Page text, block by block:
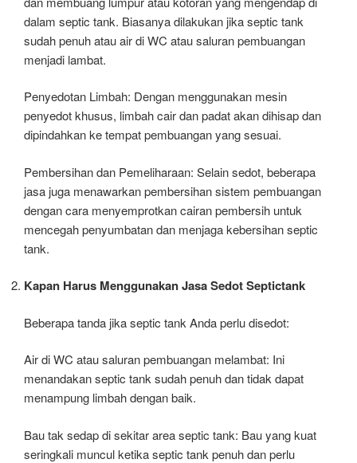
dalam septic tank. Biasanya dilakukan jika septic tank
sudah penuh atau air di WC atau saluran pembuangan
menjadi lambat.
Penyedotan Limbah: Dengan menggunakan mesin
penyedot khusus, limbah cair dan padat akan dihisap dan
dipindahkan ke tempat pembuangan yang sesuai.
Pembersihan dan Pemeliharaan: Selain sedot, beberapa
jasa juga menawarkan pembersihan sistem pembuangan
dengan cara menyemprotkan cairan pembersih untuk
mencegah penyumbatan dan menjaga kebersihan septic
tank.
Kapan Harus Menggunakan Jasa Sedot Septictank
Beberapa tanda jika septic tank Anda perlu disedot:
Air di WC atau saluran pembuangan melambat: Ini
menandakan septic tank sudah penuh dan tidak dapat
menampung limbah dengan baik.
Bau tak sedap di sekitar area septic tank: Bau yang kuat
seringkali muncul ketika septic tank penuh dan perlu